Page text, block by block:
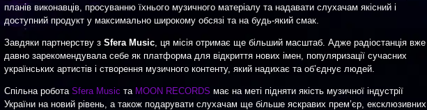
планів виконавців, просуванню їхнього музичного матеріалу та надавати слухачам якісний і
доступний продукт у максимально широкому обсязі та на будь-який смак.
Завдяки партнерству з Sfera Music, ця місія отримає ще більший масштаб. Адже радіостанція вже
давно зарекомендувала себе як платформа для відкриття нових імен, популяризації сучасних
українських артистів і створення музичного контенту, який надихає та об’єднує людей.
Спільна робота Sfera Music та MOON RECORDS має на меті підняти якість музичної індустрії
України на новий рівень, а також подарувати слухачам ще більше яскравих прем’єр, ексклюзивних